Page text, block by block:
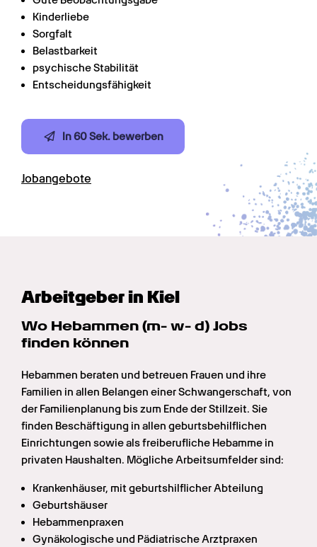
Kinderliebe
Sorgfalt
Belastbarkeit
psychische Stabilität
Entscheidungsfähigkeit
In 60 Sek. bewerben
Jobangebote
Arbeitgeber in Kiel
Wo Hebammen (m- w- d) Jobs
finden können
Hebammen beraten und betreuen Frauen und ihre
Familien in allen Belangen einer Schwangerschaft, von
der Familienplanung bis zum Ende der Stillzeit. Sie
finden Beschäftigung in allen geburtsbehilflichen
Einrichtungen sowie als freiberufliche Hebamme in
privaten Haushalten. Mögliche Arbeitsumfelder sind:
Krankenhäuser, mit geburtshilflicher Abteilung
Geburtshäuser
Hebammenpraxen
Gynäkologische und Pädiatrische Arztpraxen